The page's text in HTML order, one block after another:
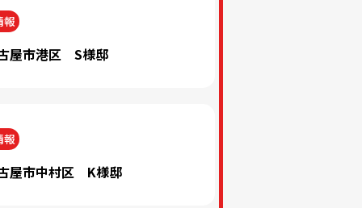
報
屋市港区 S様邸
報
屋市中村区 K様邸